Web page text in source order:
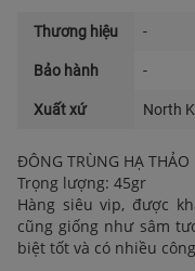
Thương hiệu -
Bảo hành -
Xuất xứ North
ĐÔNG TRÙNG HẠ THẢO
Trọng lượng: 45gr
Hàng siêu vip, được
cũng giống như sâm
biệt tốt và có nhiều